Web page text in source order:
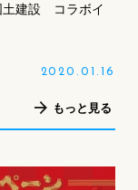
土建設 コラボイ
2020.01.16
もっと見る